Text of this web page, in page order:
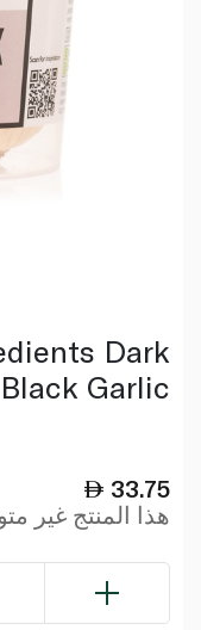
Dark
Black Garlic
33.75
هذا المنتج غير